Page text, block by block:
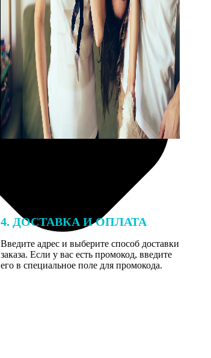
4. ДОСТАВКА И ОПЛАТА
Введите адрес и выберите способ доставки
заказа. Если у вас есть промокод, введите
его в специальное поле для промокода.